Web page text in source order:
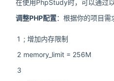
在使用PhpStudy时，可以通过
调整PHP配置：根据你的项目需
1
2
3
; 增加内存限制
memory_limit = 256M